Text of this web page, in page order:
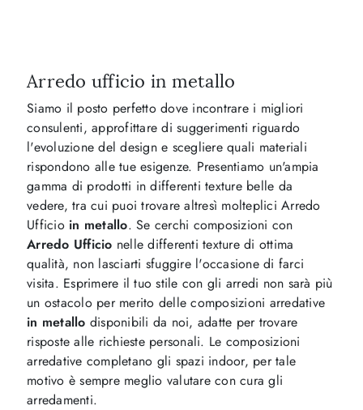
Arredo ufficio in metallo
Siamo il posto perfetto dove incontrare i migliori
consulenti, approfittare di suggerimenti riguardo
l'evoluzione del design e scegliere quali materiali
rispondono alle tue esigenze. Presentiamo un'ampia
gamma di prodotti in differenti texture belle da
vedere, tra cui puoi trovare altresì molteplici Arredo
Ufficio in metallo. Se cerchi composizioni con
Arredo Ufficio nelle differenti texture di ottima
qualità, non lasciarti sfuggire l'occasione di farci
visita. Esprimere il tuo stile con gli arredi non sarà più
un ostacolo per merito delle composizioni arredative
in metallo disponibili da noi, adatte per trovare
risposte alle richieste personali. Le composizioni
arredative completano gli spazi indoor, per tale
motivo è sempre meglio valutare con cura gli
arredamenti.